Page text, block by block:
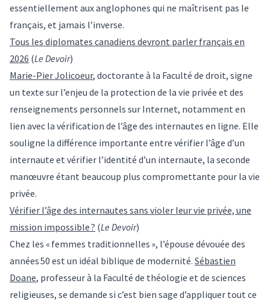
essentiellement aux anglophones qui ne maîtrisent pas le
français, et jamais l’inverse.
Tous les diplomates canadiens devront parler français en
2026 (Le Devoir)
Marie-Pier Jolicoeur, doctorante à la Faculté de droit, signe
un texte sur l’enjeu de la protection de la vie privée et des
renseignements personnels sur Internet, notamment en
lien avec la vérification de l’âge des internautes en ligne. Elle
souligne la différence importante entre vérifier l’âge d’un
internaute et vérifier l’identité d’un internaute, la seconde
manœuvre étant beaucoup plus compromettante pour la vie
privée.
Vérifier l’âge des internautes sans violer leur vie privée, une
mission impossible ? (Le Devoir)
Chez les « femmes traditionnelles », l’épouse dévouée des
années 50 est un idéal biblique de modernité. Sébastien
Doane, professeur à la Faculté de théologie et de sciences
religieuses, se demande si c’est bien sage d’appliquer tout ce